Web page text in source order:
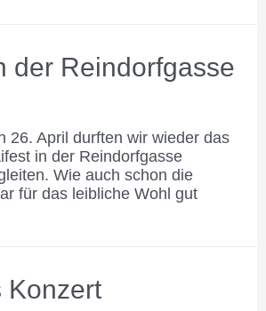
der Reindorfgasse
26. April durften wir wieder das
in der Reindorfgasse
Wie auch schon die
für das leibliche Wohl gut
Konzert